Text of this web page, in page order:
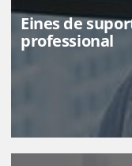
Eines de
professional